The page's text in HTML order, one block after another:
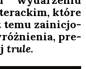
któ­re
temu zaini­cjo­
pre­
tru­le.